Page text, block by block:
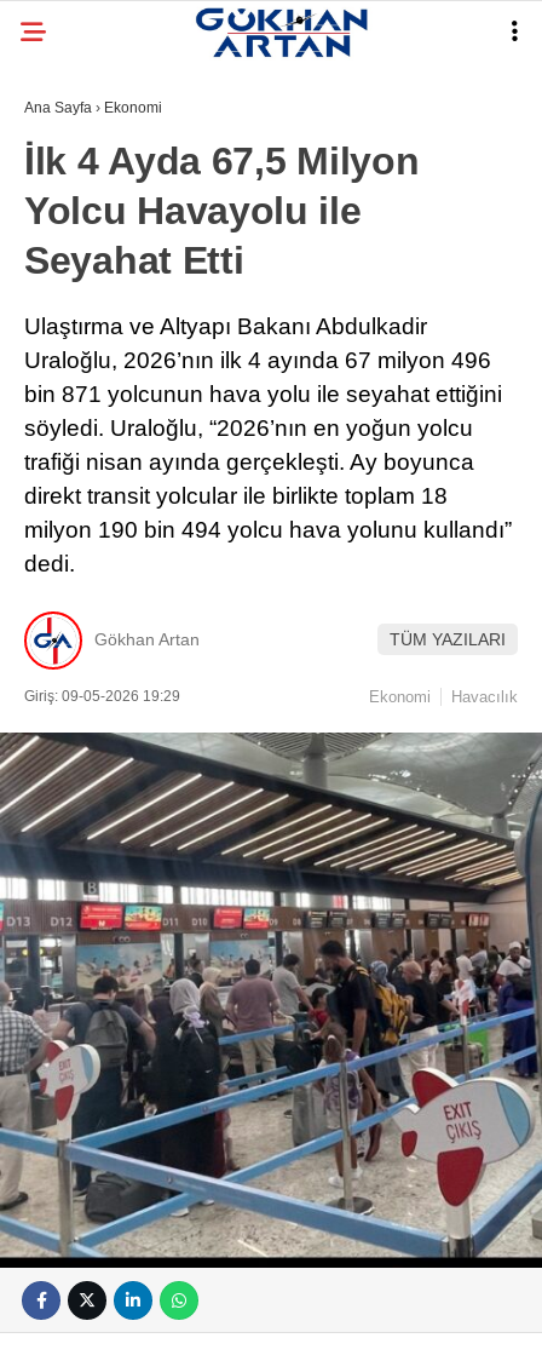
Ana Sayfa › Ekonomi
İlk 4 Ayda 67,5 Milyon
Yolcu Havayolu ile
Seyahat Etti
Ulaştırma ve Altyapı Bakanı Abdulkadir
Uraloğlu, 2026’nın ilk 4 ayında 67 milyon 496
bin 871 yolcunun hava yolu ile seyahat ettiğini
söyledi. Uraloğlu, “2026’nın en yoğun yolcu
trafiği nisan ayında gerçekleşti. Ay boyunca
direkt transit yolcular ile birlikte toplam 18
milyon 190 bin 494 yolcu hava yolunu kullandı”
dedi.
Gökhan Artan TÜM YAZILARI
Giriş: 09-05-2026 19:29 Ekonomi Havacılık